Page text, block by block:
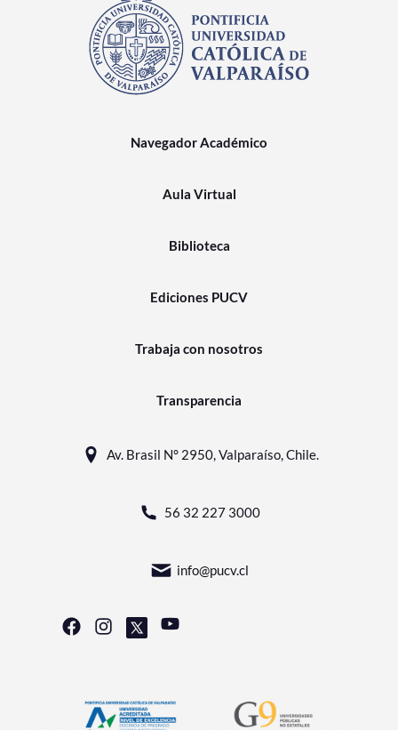
Navegador Académico
Aula Virtual
Biblioteca
Ediciones PUCV
Trabaja con nosotros
Transparencia
Av. Brasil N° 2950, Valparaíso, Chile.
56 32 227 3000
info@pucv.cl